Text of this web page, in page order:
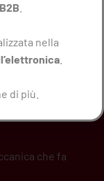
che fa
nella
di più.